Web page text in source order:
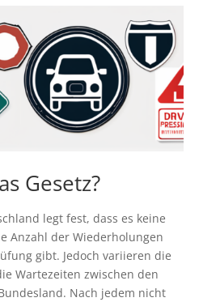
Gesetz?
legt fest, dass es keine
Anzahl der Wiederholungen
gibt. Jedoch variieren die
Wartezeiten zwischen den
Nach jedem nicht